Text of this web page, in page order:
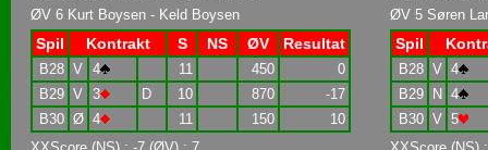
ØV 6 Kurt Boysen - Keld Boysen
Spil Kontrakt S NS ØV Resultat
B28 V 4 11 450
0
B29 V 3 D 10 870
-17
B30 Ø 4 11 150
10
ØV 5 Søren
Spil
B28 V 4
B29
N 4
B30 V 5